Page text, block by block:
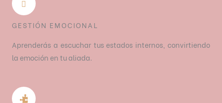
GESTIÓN EMOCIONAL
Aprenderás a escuchar tus estados internos, convirtiendo
la emoción en tu aliada.